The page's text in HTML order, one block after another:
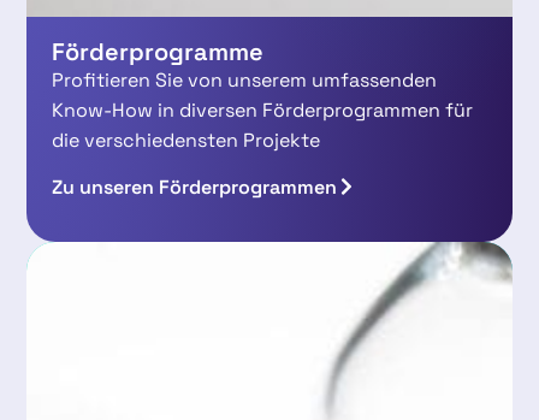
Förderprogramme
Profitieren Sie von unserem umfassenden
Know-How in diversen Förderprogrammen für
die verschiedensten Projekte
Zu unseren Förderprogrammen